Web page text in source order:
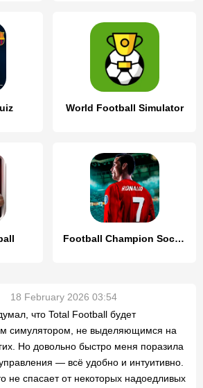
World Football Simulator
Football Champion Soccer Kick
18 February 2026 03:54
что Total Football будет
симулятором, не выделяющимся на
Но довольно быстро меня поразила
— всё удобно и интуитивно.
не спасает от некоторых надоедливых